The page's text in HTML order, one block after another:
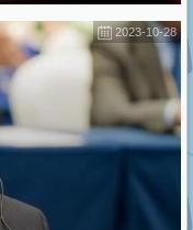
2023-10-28